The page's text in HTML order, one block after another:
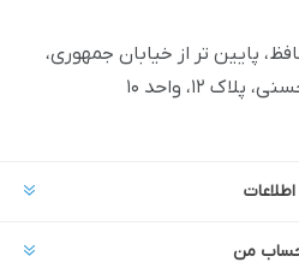
پایین تر از خیابان جمهوری،
۱۲، واحد ۱۰
اطلاعات
من